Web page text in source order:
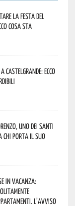
la Festa del
cosa sta
Castelgrande: ecco
uno dei Santi
chi porta il suo
in vacanza:
L’avviso